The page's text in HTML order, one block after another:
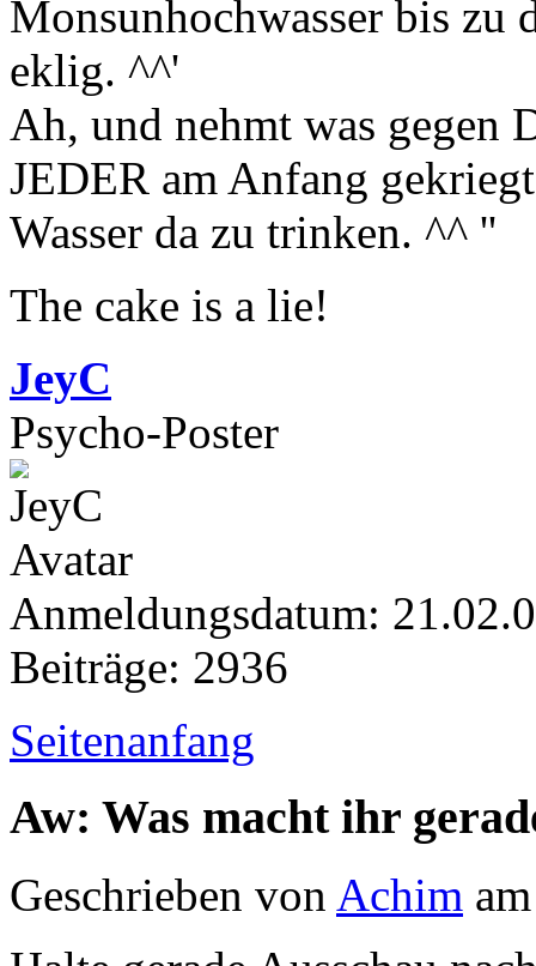
Monsunhochwasser bis
eklig. ^^'
Ah, und nehmt was gegen
JEDER am Anfang
Wasser da zu trinken. ^^ ''
The cake is a lie!
JeyC
Psycho-Poster
Anmeldungsdatum:
Beiträge: 2936
Seitenanfang
Aw: Was macht ihr
Geschrieben von Achim